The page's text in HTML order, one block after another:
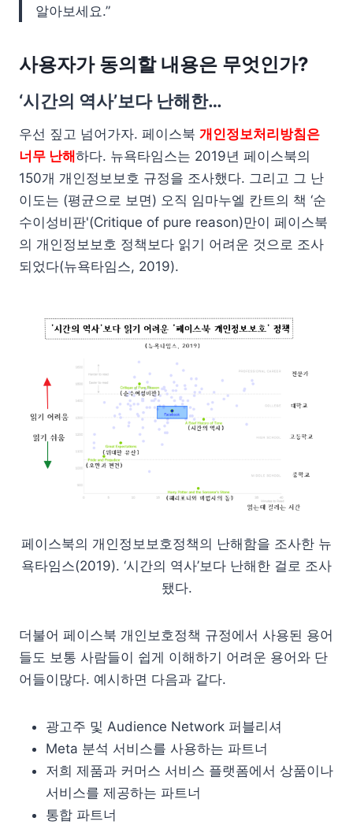
알아보세요.”
사용자가 동의할 내용은 무엇인가?
‘시간의 역사’보다 난해한…
우선 짚고 넘어가자. 페이스북 개인정보처리방침은
너무 난해하다. 뉴욕타임스는 2019년 페이스북의
150개 개인정보보호 규정을 조사했다. 그리고 그 난
이도는 (평균으로 보면) 오직 임마누엘 칸트의 책 ‘순
수이성비판'(Critique of pure reason)만이 페이스북
의 개인정보보호 정책보다 읽기 어려운 것으로 조사
되었다(뉴욕타임스, 2019).
페이스북의 개인정보보호정책의 난해함을 조사한 뉴
욕타임스(2019). ‘시간의 역사’보다 난해한 걸로 조사
됐다.
더불어 페이스북 개인보호정책 규정에서 사용된 용어
들도 보통 사람들이 쉽게 이해하기 어려운 용어와 단
어들이많다. 예시하면 다음과 같다.
광고주 및 Audience Network 퍼블리셔
Meta 분석 서비스를 사용하는 파트너
저희 제품과 커머스 서비스 플랫폼에서 상품이나
서비스를 제공하는 파트너
통합 파트너